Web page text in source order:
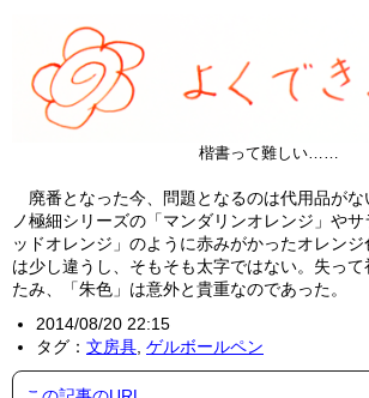
楷書って難しい……
廃番となった今、問題となるのは代用品がな
ノ極細シリーズの「マンダリンオレンジ」や
ッドオレンジ」のように赤みがかったオレンジ
は少し違うし、そもそも太字ではない。失っ
たみ、「朱色」は意外と貴重なのであった。
2014/08/20 22:15
タグ： 文房具 ゲルボールペン